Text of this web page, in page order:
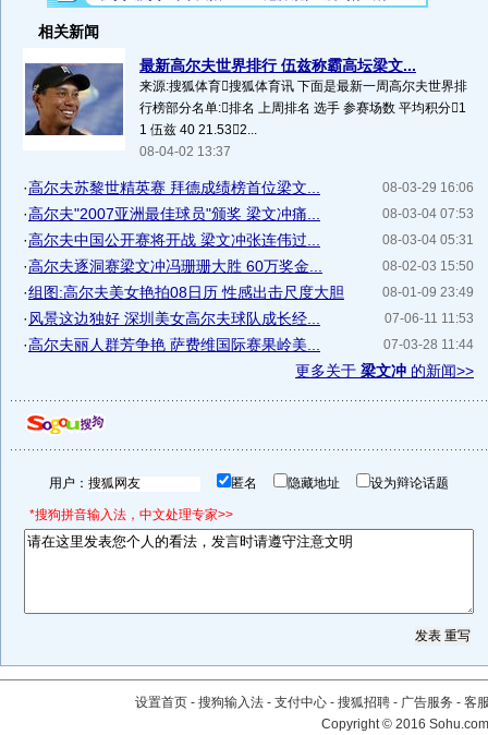
相关新闻
最新高尔夫世界排行 伍兹称霸高坛梁文...
来源:搜狐体育搜狐体育讯 下面是最新一周高尔夫世界排
行榜部分名单:排名 上周排名 选手 参赛场数 平均积分1
1 伍兹 40 21.532...
08-04-02 13:37
08-03-29 16:06
·高尔夫苏黎世精英赛 拜德成绩榜首位梁文...
08-03-04 07:53
·高尔夫"2007亚洲最佳球员"颁奖 梁文冲痛...
08-03-04 05:31
·高尔夫中国公开赛将开战 梁文冲张连伟过...
08-02-03 15:50
·高尔夫逐洞赛梁文冲冯珊珊大胜 60万奖金...
08-01-09 23:49
·组图:高尔夫美女艳拍08日历 性感出击尺度大胆
07-06-11 11:53
· 风景这边独好 深圳美女高尔夫球队成长经...
07-03-28 11:44
·高尔夫丽人群芳争艳 萨费维国际赛果岭美...
更多关于 梁文冲 的新闻>>
用户： 匿名 隐藏地址 设为辩论话题
*搜狗拼音输入法，中文处理专家>>
设置首页 - 搜狗输入法 - 支付中心 - 搜狐招聘 - 广告服务 - 客
Copyright©2016